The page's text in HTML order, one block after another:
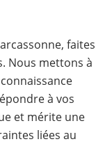
faites
Nous mettons à
à vos
et mérite une
liées au